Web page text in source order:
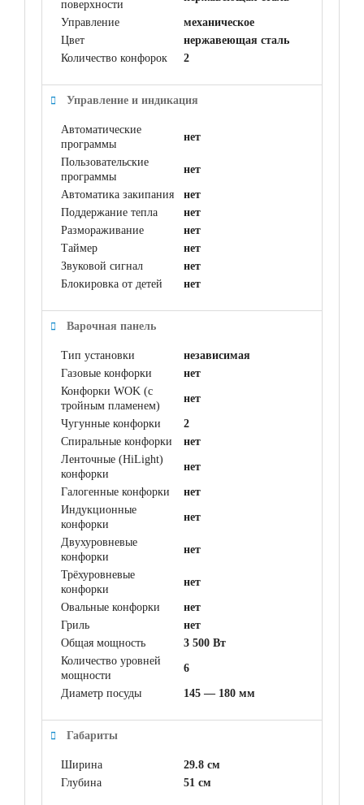
поверхности
Управление
механическое
Цвет
нержавеющая сталь
Количество конфорок
2
Управление и индикация
Автоматические
программы
нет
Пользовательские
программы
нет
Автоматика закипания
нет
Поддержание тепла
нет
Размораживание
нет
Таймер
нет
Звуковой сигнал
нет
Блокировка от детей
нет
Варочная панель
Тип установки
независимая
Газовые конфорки
нет
Конфорки WOK (с
тройным пламенем)
нет
Чугунные конфорки
2
Спиральные конфорки
нет
Ленточные (HiLight)
конфорки
нет
Галогенные конфорки
нет
Индукционные
конфорки
нет
Двухуровневые
конфорки
нет
Трёхуровневые
конфорки
нет
Овальные конфорки
нет
Гриль
нет
Общая мощность
3 500 Вт
Количество уровней
мощности
6
Диаметр посуды 145 — 180 мм
Габариты
Ширина
29.8 см
Глубина
51 см